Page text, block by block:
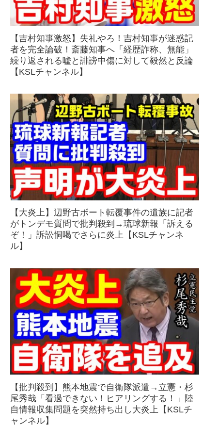
【吉村知事激怒】失礼やろ！吉村知事が迷惑記
者を完全論破！斎藤知事へ「経歴詐称、無能」
繰り返される嘘と誹謗中傷に対して毅然と反論
【KSLチャンネル】
【大炎上】辺野古ボート転覆事件の遺族に記者
がトンデモ質問で批判殺到→琉球新報「訴える
ぞ！」訴訟恫喝でさらに炎上【KSLチャンネ
ル】
【批判殺到】熊本地震で自衛隊派遣→立憲・杉
尾秀哉「看過できない！ヒアリングする！」陸
自情報収集問題を突然持ち出し大炎上【KSLチ
ャンネル】